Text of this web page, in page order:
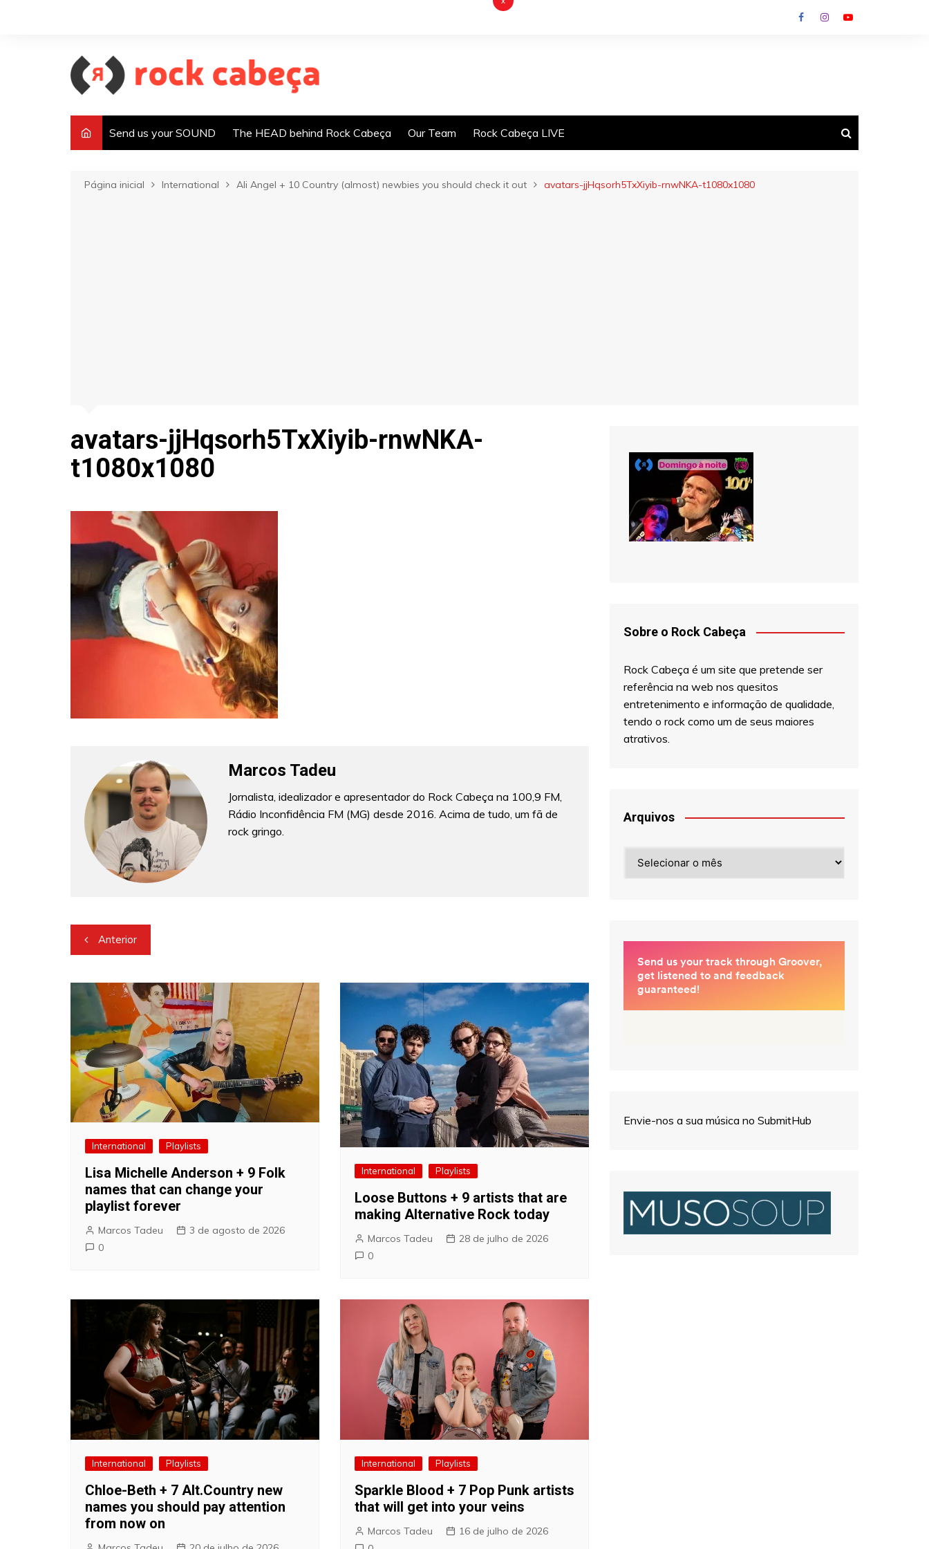
Send us your SOUND The HEAD behind Rock Cabeça Our Team Rock Cabeça LIVE
Página inicial International Ali Angel + 10 Country (almost) newbies you should check it out avatars-jjHqsorh5TxXiyib-rnwNKA-t1080x1080
avatars-jjHqsorh5TxXiyib-rnwNKA-
t1080x1080
Marcos Tadeu
Jornalista, idealizador e apresentador do Rock Cabeça na 100,9 FM,
Rádio Inconfidência FM (MG) desde 2016. Acima de tudo, um fã de
rock gringo.
Navegação
de
Post
Anterior
International Playlists
Lisa Michelle Anderson + 9 Folk
names that can change your
playlist forever
Marcos Tadeu
3 de agosto de 2026
0
International Playlists
Loose Buttons + 9 artists that are
making Alternative Rock today
Marcos Tadeu
28 de julho de 2026
0
International Playlists
Chloe-Beth + 7 Alt.Country new
names you should pay attention
from now on
International Playlists
Sparkle Blood + 7 Pop Punk artists
that will get into your veins
Marcos Tadeu
16 de julho de 2026
Sobre o Rock Cabeça
Rock Cabeça é um site que pretende ser
referência na web nos quesitos
entretenimento e informação de qualidade,
tendo o rock como um de seus maiores
atrativos.
Arquivos
Envie-nos a sua música no SubmitHub